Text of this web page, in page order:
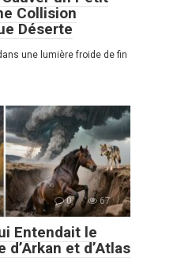
Collision
Déserte
une lumière froide de fin
0 67
Entendait le
d’Arkan et d’Atlas